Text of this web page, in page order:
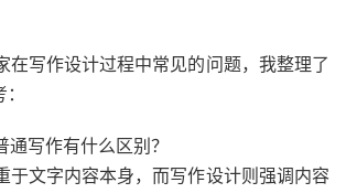
在写作设计过程中常见的问题，我整理了
写作有什么区别？
于文字内容本身，而写作设计则强调内容